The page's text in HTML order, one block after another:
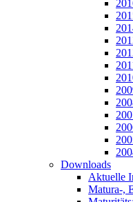
Downloads
Aktuelle
Matura-,